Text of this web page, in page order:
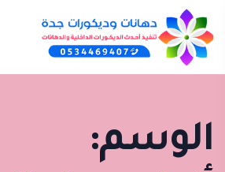
الوسم: